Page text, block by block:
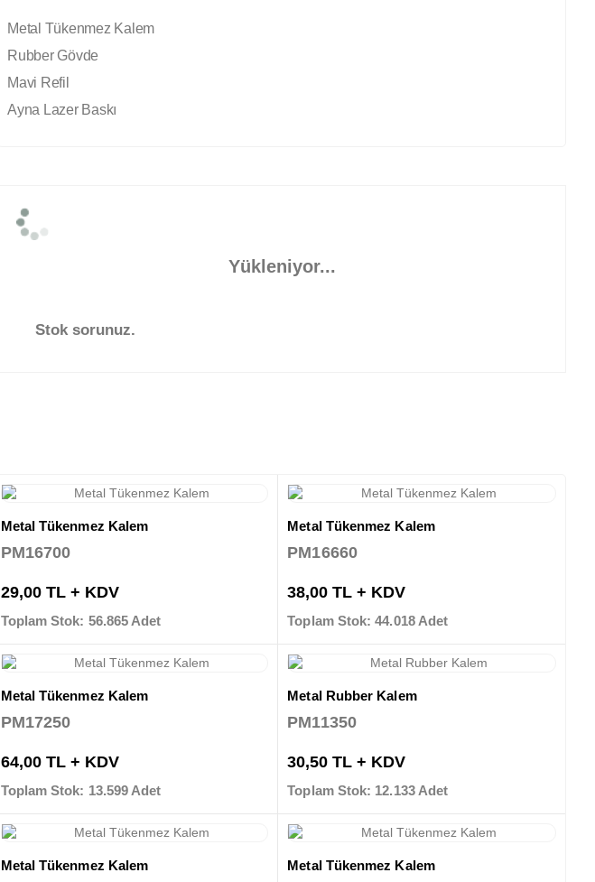
Metal Tükenmez Kalem
Rubber Gövde
Mavi Refil
Ayna Lazer Baskı
Yükleniyor...
Stok sorunuz.
Metal Tükenmez Kalem
PM16700
29,00 TL + KDV
Toplam Stok: 56.865 Adet
Metal Tükenmez Kalem
PM16660
38,00 TL + KDV
Toplam Stok: 44.018 Adet
Metal Tükenmez Kalem
PM17250
64,00 TL + KDV
Toplam Stok: 13.599 Adet
Metal Rubber Kalem
PM11350
30,50 TL + KDV
Toplam Stok: 12.133 Adet
Metal Tükenmez Kalem Metal Tükenmez Kalem